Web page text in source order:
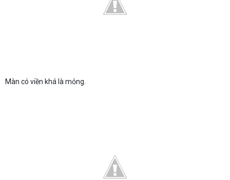
Màn có viền khá là mỏng.